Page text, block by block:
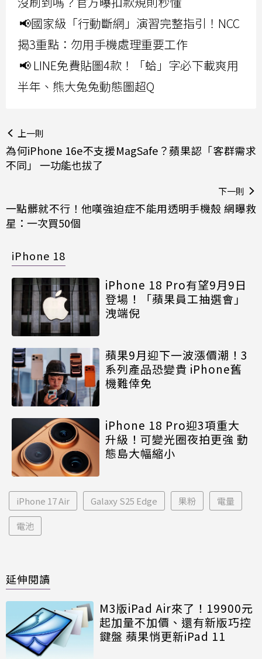
📢國家級「行動斷網」演習完整指引！NCC
揭3重點：勿用手機處理重要工作
📢 LINE免費貼圖4款！「蛤」字必下載爽用
半年、熊大兔兔動態圖超Q
上一則
為何iPhone 16e不支援MagSafe？蘋果認「客群需求
不同」 一功能也拔了
下一則
一點髒就不行！他嘆強迫症不能用透明手機殼 網曝救
星：一次買50個
iPhone 18
iPhone 18 Pro有望9月9日
登場！「蘋果員工抽選會」
洩端倪
蘋果9月迎下一波漲價潮！3
系列產品恐變貴 iPhone舊
機難倖免
iPhone 18 Pro迎3項重大
升級！可變光圈夜拍更強 動
態島大幅縮小
iPhone 17 Air Galaxy S25 Edge 果粉 電量
電池
延伸閱讀
M3版iPad Air來了！19900元
起加量不加價、還有新版巧控
鍵盤 蘋果悄更新iPad 11